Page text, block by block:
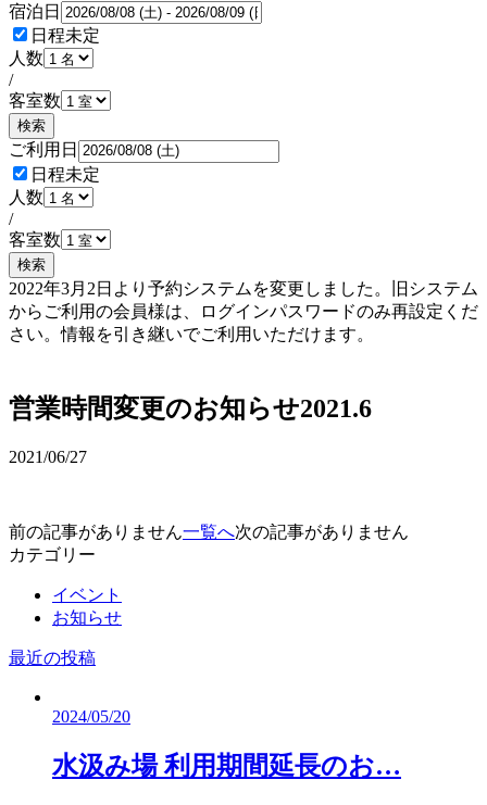
宿泊日
日程未定
人数
/
客室数
検索
ご利用日
日程未定
人数
/
客室数
検索
2022年3月2日より予約システムを変更しました。旧システム
からご利用の会員様は、ログインパスワードのみ再設定くだ
さい。情報を引き継いでご利用いただけます。
営業時間変更のお知らせ2021.6
2021/06/27
前の記事がありません一覧へ次の記事がありません
カテゴリー
イベント
お知らせ
最近の投稿
2024/05/20
水汲み場 利用期間延長のお…